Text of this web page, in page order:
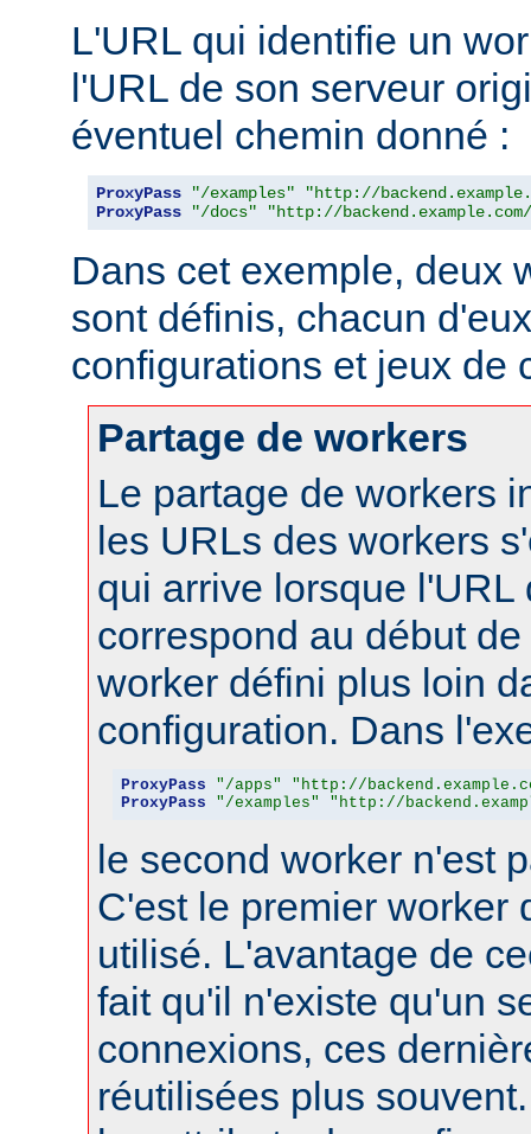
L'URL qui identifie un
l'URL de son serveur
éventuel chemin donné :
ProxyPass "/examples"
"http://
ProxyPass
"/docs" "http://
Dans cet exemple, deux
sont définis, chacun
configurations et jeux de
Partage de workers
Le partage de workers
les URLs des workers
qui arrive lorsque l'URL
correspond au début
worker défini plus loin
configuration. Dans
ProxyPass "/apps"
"http://
ProxyPass
"/examples" "http://
le second worker n'est
C'est le premier worker
utilisé. L'avantage de
fait qu'il n'existe qu'un
connexions, ces
réutilisées plus